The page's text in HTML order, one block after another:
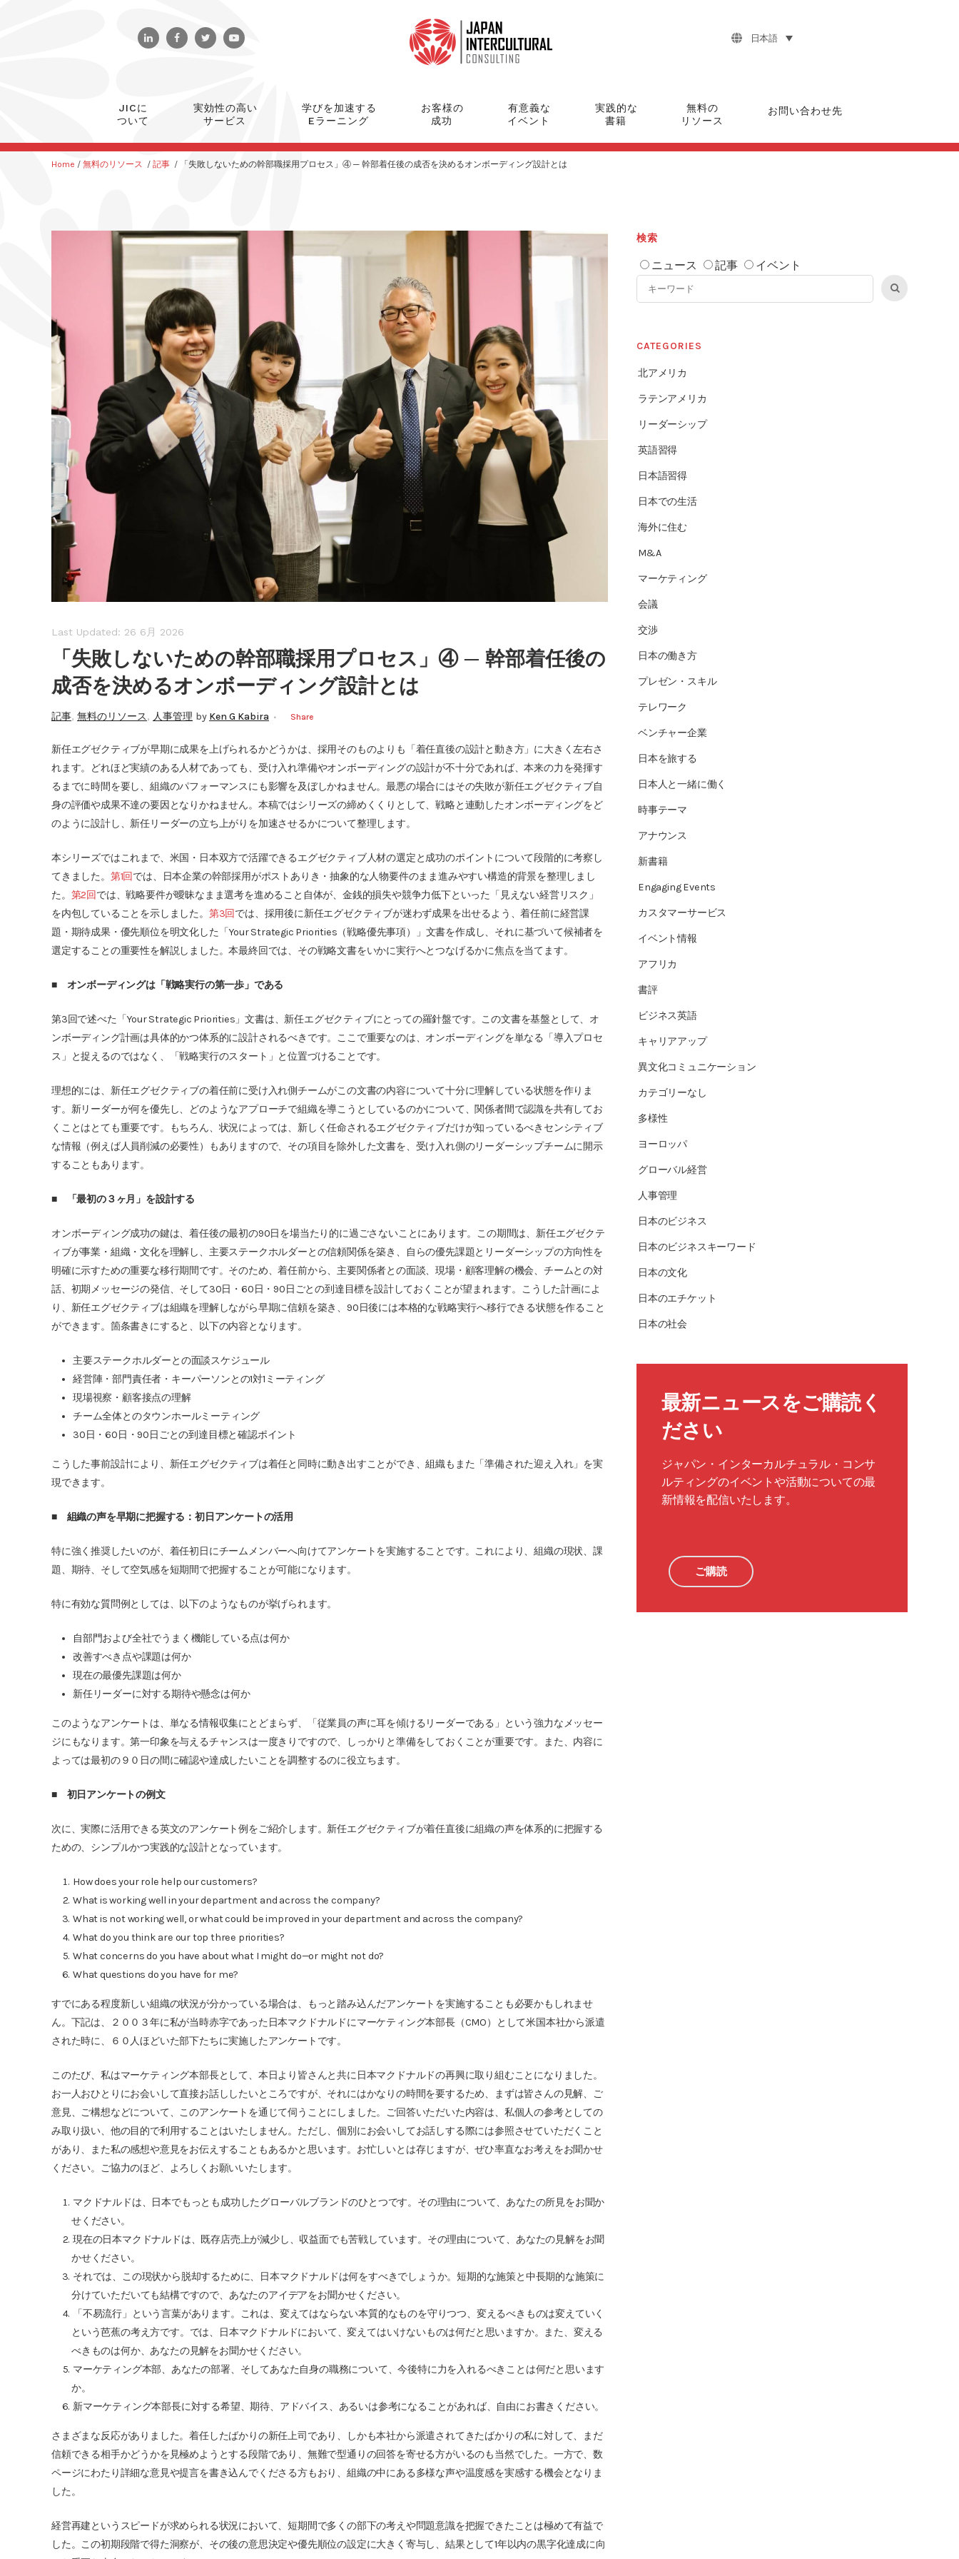
日本語
JICに
ついて
実効性の高い
サービス
学びを加速する
Eラーニング
お客様の
成功
有意義な
イベント
実践的な
書籍
無料の
リソース
お問い合わせ先
Home / 無料のリソース / 記事 / 「失敗しないための幹部職採用プロセス」④ ─ 幹部着任後の成否を決めるオンボーディング設計とは
Last Updated: 26 6月 2026
「失敗しないための幹部職採用プロセス」④ ─ 幹部着任後の
成否を決めるオンボーディング設計とは
記事, 無料のリソース, 人事管理 by Ken G Kabira Share
新任エグゼクティブが早期に成果を上げられるかどうかは、採用そのものよりも「着任直後の設計と動き方」に大きく左右さ
れます。どれほど実績のある人材であっても、受け入れ準備やオンボーディングの設計が不十分であれば、本来の力を発揮す
るまでに時間を要し、組織のパフォーマンスにも影響を及ぼしかねません。最悪の場合にはその失敗が新任エグゼクティブ自
身の評価や成果不達の要因となりかねません。本稿ではシリーズの締めくくりとして、戦略と連動したオンボーディングをど
のように設計し、新任リーダーの立ち上がりを加速させるかについて整理します。
本シリーズではこれまで、米国・日本双方で活躍できるエグゼクティブ人材の選定と成功のポイントについて段階的に考察し
てきました。 第1回では、日本企業の幹部採用がポストありき・抽象的な人物要件のまま進みやすい構造的背景を整理しまし
た。 第2回では、戦略要件が曖昧なまま選考を進めること自体が、金銭的損失や競争力低下といった「見えない経営リスク」
を内包していることを示しました。 第3回では、採用後に新任エグゼクティブが迷わず成果を出せるよう、着任前に経営課
題・期待成果・優先順位を明文化した「Your Strategic Priorities（戦略優先事項）」文書を作成し、それに基づいて候補者を
選定することの重要性を解説しました。本最終回では、その戦略文書をいかに実行へとつなげるかに焦点を当てます。
■ オンボーディングは「戦略実行の第一歩」である
第3回で述べた「Your Strategic Priorities」文書は、新任エグゼクティブにとっての羅針盤です。この文書を基盤として、オ
ンボーディング計画は具体的かつ体系的に設計されるべきです。ここで重要なのは、オンボーディングを単なる「導入プロセ
ス」と捉えるのではなく、「戦略実行のスタート」と位置づけることです。
理想的には、新任エグゼクティブの着任前に受け入れ側チームがこの文書の内容について十分に理解している状態を作りま
す。新リーダーが何を優先し、どのようなアプローチで組織を導こうとしているのかについて、関係者間で認識を共有してお
くことはとても重要です。もちろん、状況によっては、新しく任命されるエグゼクティブだけが知っているべきセンシティブ
な情報（例えば人員削減の必要性）もありますので、その項目を除外した文書を、受け入れ側のリーダーシップチームに開示
することもあります。
■ 「最初の３ヶ月」を設計する
オンボーディング成功の鍵は、着任後の最初の90日を場当たり的に過ごさないことにあります。この期間は、新任エグゼクテ
ィブが事業・組織・文化を理解し、主要ステークホルダーとの信頼関係を築き、自らの優先課題とリーダーシップの方向性を
明確に示すための重要な移行期間です。そのため、着任前から、主要関係者との面談、現場・顧客理解の機会、チームとの対
話、初期メッセージの発信、そして30日・60日・90日ごとの到達目標を設計しておくことが望まれます。こうした計画によ
り、新任エグゼクティブは組織を理解しながら早期に信頼を築き、90日後には本格的な戦略実行へ移行できる状態を作ること
ができます。箇条書きにすると、以下の内容となります。
主要ステークホルダーとの面談スケジュール
経営陣・部門責任者・キーパーソンとの1対1ミーティング
現場視察・顧客接点の理解
チーム全体とのタウンホールミーティング
30日・60日・90日ごとの到達目標と確認ポイント
こうした事前設計により、新任エグゼクティブは着任と同時に動き出すことができ、組織もまた「準備された迎え入れ」を実
現できます。
■ 組織の声を早期に把握する：初日アンケートの活用
特に強く推奨したいのが、着任初日にチームメンバーへ向けてアンケートを実施することです。これにより、組織の現状、課
題、期待、そして空気感を短期間で把握することが可能になります。
特に有効な質問例としては、以下のようなものが挙げられます。
自部門および全社でうまく機能している点は何か
改善すべき点や課題は何か
現在の最優先課題は何か
新任リーダーに対する期待や懸念は何か
このようなアンケートは、単なる情報収集にとどまらず、「従業員の声に耳を傾けるリーダーである」という強力なメッセー
ジにもなります。第一印象を与えるチャンスは一度きりですので、しっかりと準備をしておくことが重要です。また、内容に
よっては最初の９０日の間に確認や達成したいことを調整するのに役立ちます。
■ 初日アンケートの例文
次に、実際に活用できる英文のアンケート例をご紹介します。新任エグゼクティブが着任直後に組織の声を体系的に把握する
ための、シンプルかつ実践的な設計となっています。
How does your role help our customers?
What is working well in your department and across the company?
What is not working well, or what could be improved in your department and across the company?
What do you think are our top three priorities?
What concerns do you have about what I might do—or might not do?
What questions do you have for me?
すでにある程度新しい組織の状況が分かっている場合は、もっと踏み込んだアンケートを実施することも必要かもしれませ
ん。下記は、２００３年に私が当時赤字であった日本マクドナルドにマーケティング本部長（CMO）として米国本社から派遣
された時に、６０人ほどいた部下たちに実施したアンケートです。
このたび、私はマーケティング本部長として、本日より皆さんと共に日本マクドナルドの再興に取り組むことになりました。
お一人おひとりにお会いして直接お話ししたいところですが、それにはかなりの時間を要するため、まずは皆さんの見解、ご
意見、ご構想などについて、このアンケートを通じて伺うことにしました。ご回答いただいた内容は、私個人の参考としての
み取り扱い、他の目的で利用することはいたしません。ただし、個別にお会いしてお話しする際には参照させていただくこと
があり、また私の感想や意見をお伝えすることもあるかと思います。お忙しいとは存じますが、ぜひ率直なお考えをお聞かせ
ください。ご協力のほど、よろしくお願いいたします。
マクドナルドは、日本でもっとも成功したグローバルブランドのひとつです。その理由について、あなたの所見をお聞か
せください。
現在の日本マクドナルドは、既存店売上が減少し、収益面でも苦戦しています。その理由について、あなたの見解をお聞
かせください。
それでは、この現状から脱却するために、日本マクドナルドは何をすべきでしょうか。短期的な施策と中長期的な施策に
分けていただいても結構ですので、あなたのアイデアをお聞かせください。
「不易流行」という言葉があります。これは、変えてはならない本質的なものを守りつつ、変えるべきものは変えていく
という芭蕉の考え方です。では、日本マクドナルドにおいて、変えてはいけないものは何だと思いますか。また、変える
べきものは何か、あなたの見解をお聞かせください。
マーケティング本部、あなたの部署、そしてあなた自身の職務について、今後特に力を入れるべきことは何だと思います
か。
新マーケティング本部長に対する希望、期待、アドバイス、あるいは参考になることがあれば、自由にお書きください。
さまざまな反応がありました。着任したばかりの新任上司であり、しかも本社から派遣されてきたばかりの私に対して、まだ
信頼できる相手かどうかを見極めようとする段階であり、無難で型通りの回答を寄せる方がいるのも当然でした。一方で、数
ページにわたり詳細な意見や提言を書き込んでくださる方もおり、組織の中にある多様な声や温度感を実感する機会となりま
した。
経営再建というスピードが求められる状況において、短期間で多くの部下の考えや問題意識を把握できたことは極めて有益で
した。この初期段階で得た洞察が、その後の意思決定や優先順位の設定に大きく寄与し、結果として1年以内の黒字化達成に向
検索
ニュース 記事 イベント
CATEGORIES
北アメリカ
ラテンアメリカ
リーダーシップ
英語習得
日本語習得
日本での生活
海外に住む
M&A
マーケティング
会議
交渉
日本の働き方
プレゼン・スキル
テレワーク
ベンチャー企業
日本を旅する
日本人と一緒に働く
時事テーマ
アナウンス
新書籍
Engaging Events
カスタマーサービス
イベント情報
アフリカ
書評
ビジネス英語
キャリアアップ
異文化コミュニケーション
カテゴリーなし
多様性
ヨーロッパ
グローバル経営
人事管理
日本のビジネス
日本のビジネスキーワード
日本の文化
日本のエチケット
日本の社会
最新ニュースをご購読く
ださい
ジャパン・インターカルチュラル・コンサ
ルティングのイベントや活動についての最
新情報を配信いたします。
ご購読